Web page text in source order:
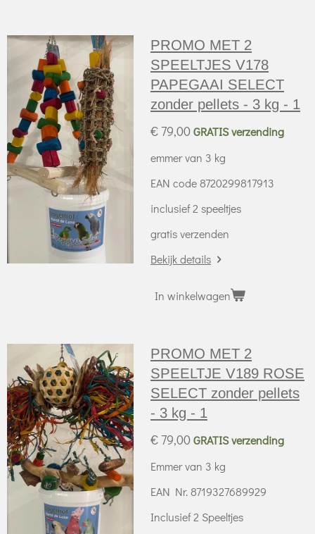
PROMO MET 2
SPEELTJES V178
PAPEGAAI SELECT
zonder pellets - 3 kg - 1
€ 79,00GRATIS verzending
emmer van 3 kg
EAN code 8720299817913
inclusief 2 speeltjes
gratis verzenden
Bekijk details
In winkelwagen
PROMO MET 2
SPEELTJE V189 ROSE
SELECT zonder pellets
- 3 kg - 1
€ 79,00GRATIS verzending
Emmer van 3 kg
EAN Nr. 8719327689929
Inclusief 2 Speeltjes